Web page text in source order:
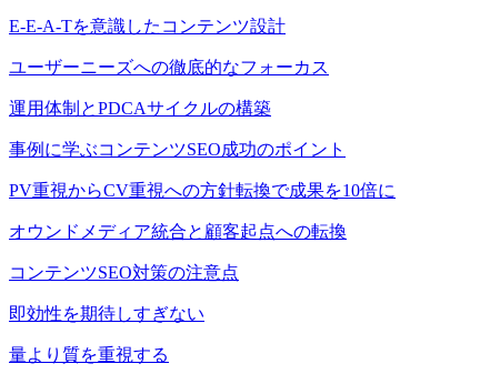
E-E-A-Tを意識したコンテンツ設計
ユーザーニーズへの徹底的なフォーカス
運用体制とPDCAサイクルの構築
事例に学ぶコンテンツSEO成功のポイント
PV重視からCV重視への方針転換で成果を10倍に
オウンドメディア統合と顧客起点への転換
コンテンツSEO対策の注意点
即効性を期待しすぎない
量より質を重視する